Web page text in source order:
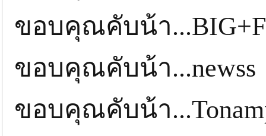
ขอบคุณคับน้า
ขอบคุณคับน้า
ขอบคุณคับน้า